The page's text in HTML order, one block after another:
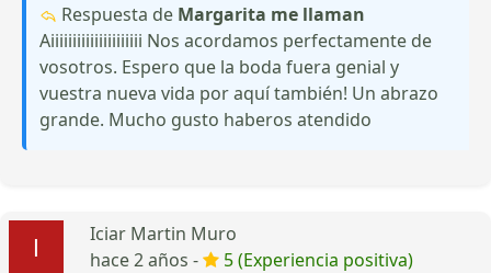
Respuesta de Margarita me llaman
Aiiiiiiiiiiiiiiiiiiiii Nos acordamos perfectamente de
vosotros. Espero que la boda fuera genial y
vuestra nueva vida por aquí también! Un abrazo
grande. Mucho gusto haberos atendido
Iciar Martin Muro
hace 2 años -
5 (Experiencia positiva)